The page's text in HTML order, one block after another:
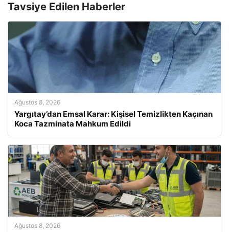
Tavsiye Edilen Haberler
Ağustos 8, 2026
Yargıtay’dan Emsal Karar: Kişisel Temizlikten Kaçınan
Koca Tazminata Mahkum Edildi
Ağustos 8, 2026